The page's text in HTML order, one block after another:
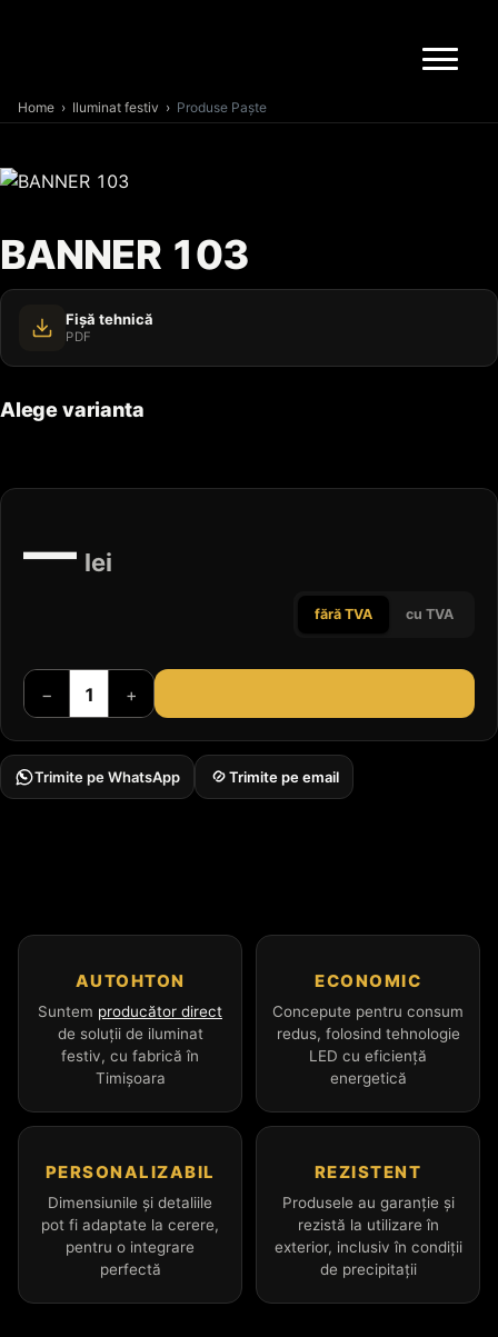
Home › Iluminat festiv › Produse Paște
BANNER 103
Fișă tehnică
PDF
Alege varianta
— lei
fără TVA cu TVA
− +
Trimite pe WhatsApp Trimite pe email
AUTOHTON
Suntem producător direct
de soluții de iluminat
festiv, cu fabrică în
Timișoara
ECONOMIC
Concepute pentru consum
redus, folosind tehnologie
LED cu eficiență
energetică
PERSONALIZABIL
Dimensiunile și detaliile
pot fi adaptate la cerere,
pentru o integrare
perfectă
REZISTENT
Produsele au garanție și
rezistă la utilizare în
exterior, inclusiv în condiții
de precipitații